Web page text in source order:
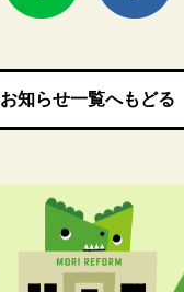
お知らせ一覧へもどる
お知らせ一覧へもどる